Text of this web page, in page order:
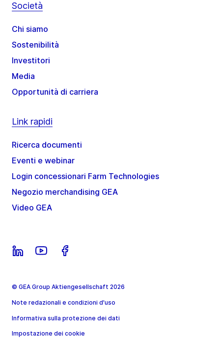
Società
Chi siamo
Sostenibilità
Investitori
Media
Opportunità di carriera
Link rapidi
Ricerca documenti
Eventi e webinar
Login concessionari Farm Technologies
Negozio merchandising GEA
Video GEA
© GEA Group Aktiengesellschaft 2026
Note redazionali e condizioni d'uso
Informativa sulla protezione dei dati
Impostazione dei cookie